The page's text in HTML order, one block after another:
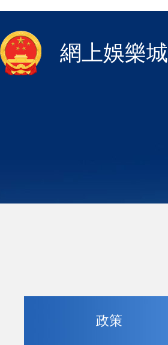
網上娛樂城
政策